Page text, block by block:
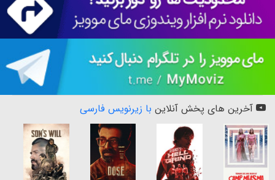
آخرین های پخش آنلاین با زیرنویس فارسی